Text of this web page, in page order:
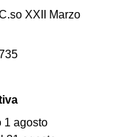
XXII Marzo
1 agosto